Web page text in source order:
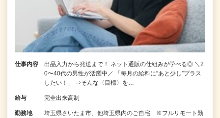
仕事内容
出品入力から発送まで！ ネット通販の仕組みが学べる◎ ＼2
0〜40代の男性が活躍中／ 「毎月の給料に“あと少し”プラス
したい！」 ⇒そんな〈目標〉を…
給与 完全出来高制
勤務地
埼玉県さいたま市、他埼玉県内のご自宅 ※フルリモート勤